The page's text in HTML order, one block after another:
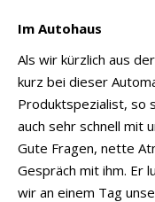
Im Autohaus
Als wir kürzlich aus
kurz bei dieser
Produktspezialist, so
auch sehr schnell mit
Gute Fragen, nette
Gespräch mit ihm. Er
wir an einem Tag